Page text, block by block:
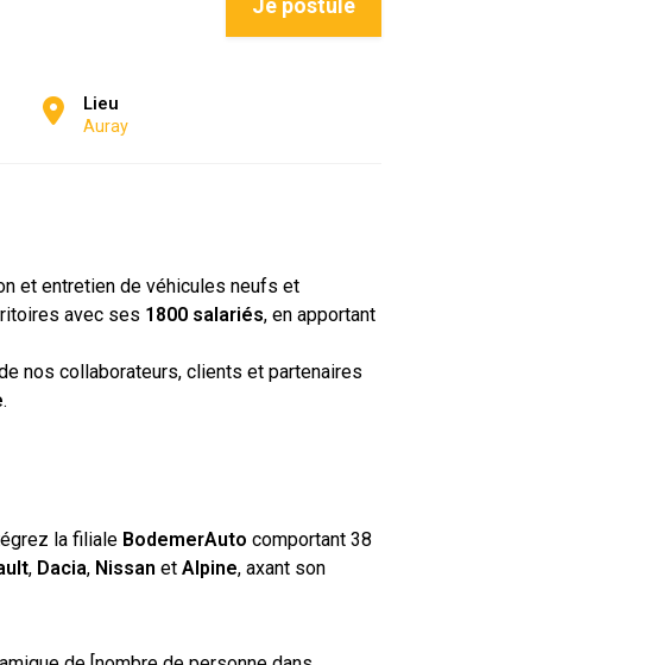
Je postule
Lieu
Auray
et entretien de véhicules neufs et
avec ses 1800 salariés, en apportant
nos collaborateurs, clients et partenaires
.
la filialeBodemerAuto comportant 38
, Dacia, Nissan et Alpine, axant son